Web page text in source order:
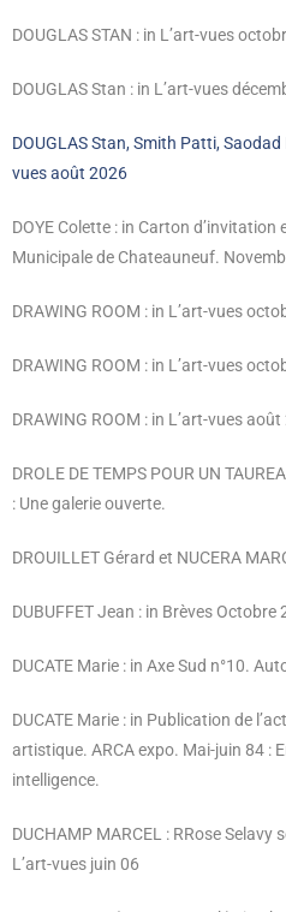
DOUGLAS STAN : in L’art-vues
DOUGLAS Stan : in L’art-vues
DOUGLAS Stan, Smith Patti,
vues août 2026
DOYE Colette : in Carton d’invitation
Municipale de Chateauneuf.
DRAWING ROOM : in L’art-vues
DRAWING ROOM : in L’art-vues
DRAWING ROOM : in L’art-vues
DROLE DE TEMPS POUR UN
: Une galerie ouverte.
DROUILLET Gérard et NUCERA
DUBUFFET Jean : in Brèves Octobre
DUCATE Marie : in Axe Sud n°10.
DUCATE Marie : in Publication de
artistique. ARCA expo. Mai-juin 84 :
intelligence.
DUCHAMP MARCEL : RRose Selavy
L’art-vues juin 06